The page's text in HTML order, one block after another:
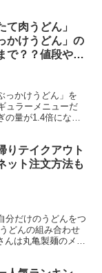
て肉うどん」
かけうどん」の
で？？値段やカ
っかけうどん」を
ュラーメニューだ
量が1.4倍になり
りテイクアウト
ット注文方法も
分だけのうどんをつ
どんの組み合わせ
は丸亀製麺のメニ